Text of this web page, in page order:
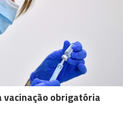
vacinação obrigatória